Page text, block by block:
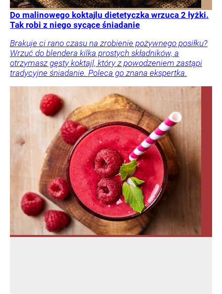
Do malinowego koktajlu dietetyczka wrzuca 2 łyżki.
Tak robi z niego sycące śniadanie
Brakuje ci rano czasu na zrobienie pożywnego posiłku?
Wrzuć do blendera kilka prostych składników, a
otrzymasz gęsty koktajl, który z powodzeniem zastąpi
tradycyjne śniadanie. Poleca go znana ekspertka.